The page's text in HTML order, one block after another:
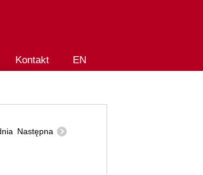
Kontakt EN
Następna